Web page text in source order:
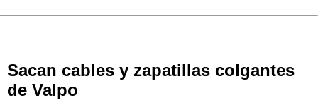
Sacan cables y zapatillas colgantes
de Valpo